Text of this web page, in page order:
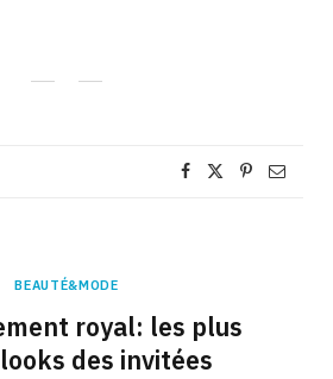
BEAUTÉ&MODE
royal: les plus
des invitées